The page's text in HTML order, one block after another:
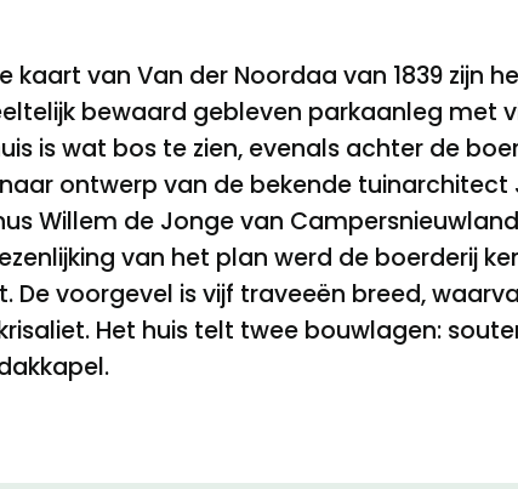
kaart van Van der Noordaa van 1839 zijn
bewaard gebleven parkaanleg met
is wat bos te zien, evenals achter de
ontwerp van de bekende tuinarchitect
Willem de Jonge van
van het plan werd de boerderij
De voorgevel is vijf traveeën breed,
Het huis telt twee bouwlagen: